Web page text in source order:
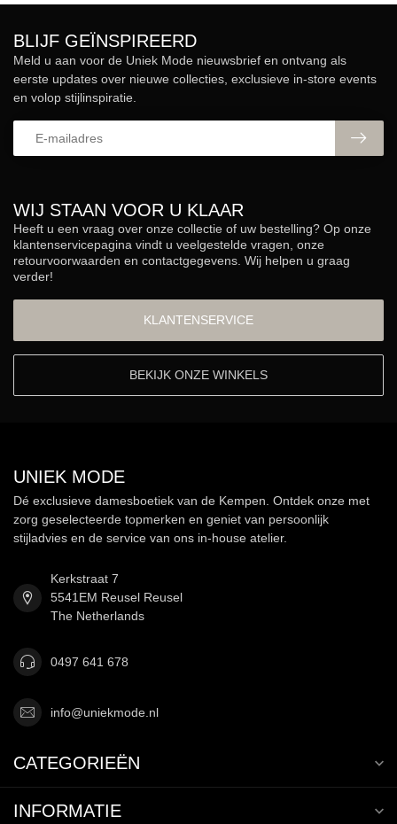
WIJ STAAN VOOR U KLAAR
Heeft u een vraag over onze collectie of uw bestelling? Op onze
klantenservicepagina vindt u veelgestelde vragen, onze
retourvoorwaarden en contactgegevens. Wij helpen u graag
verder!
KLANTENSERVICE
BEKIJK ONZE WINKELS
BLIJF GEÏNSPIREERD
Meld u aan voor de Uniek Mode nieuwsbrief en ontvang als
eerste updates over nieuwe collecties, exclusieve in-store events
en volop stijlinspiratie.
UNIEK MODE
Dé exclusieve damesboetiek van de Kempen. Ontdek onze met
zorg geselecteerde topmerken en geniet van persoonlijk
stijladvies en de service van ons in-house atelier.
Kerkstraat 7
5541EM Reusel Reusel
The Netherlands
0497 641 678
info@uniekmode.nl
CATEGORIEËN
INFORMATIE